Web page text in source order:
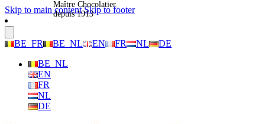
Skip to main content Skip to footer
BE_FR BE_NL EN FR NL
DE
BE_NL
EN
FR
NL
DE
Maître Chocolatier
depuis 1913